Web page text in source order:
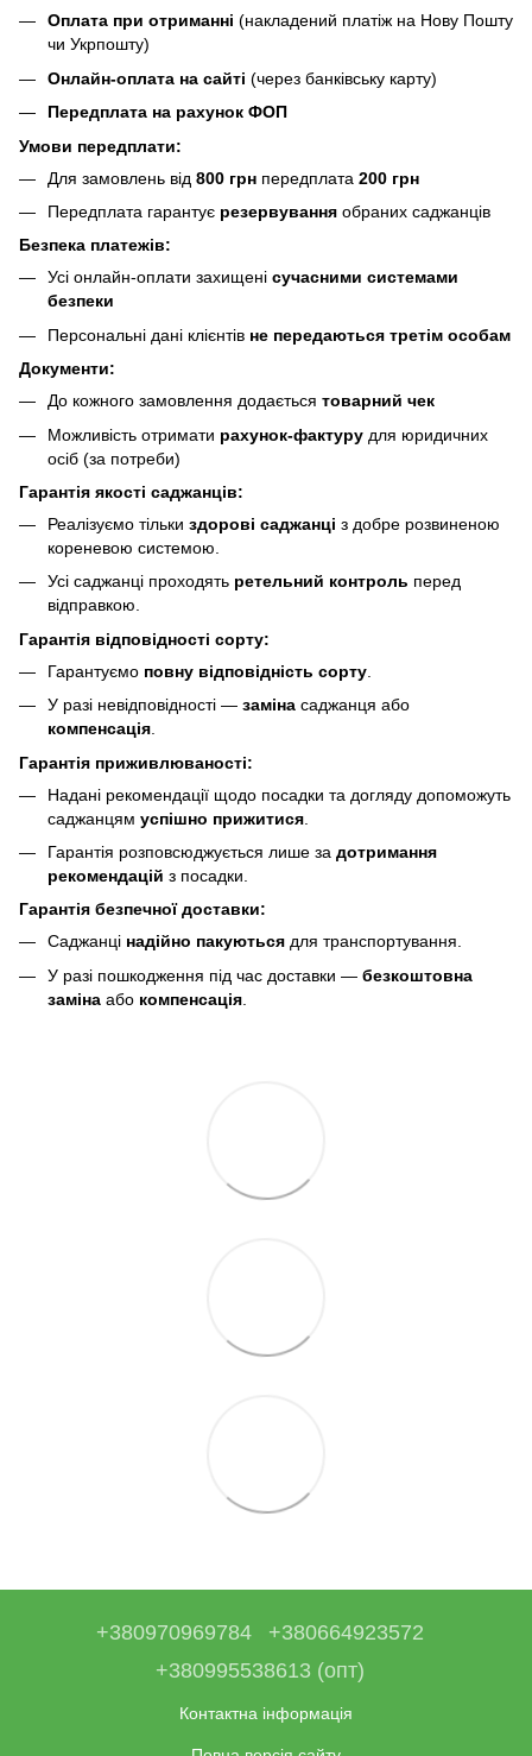
Оплата при отриманні (накладений платіж на Нову Пошту
чи Укрпошту)
Онлайн-оплата на сайті (через банківську карту)
Передплата на рахунок ФОП
Умови передплати:
Для замовлень від 800 грн передплата 200 грн
Передплата гарантує резервування обраних саджанців
Безпека платежів:
Усі онлайн-оплати захищені сучасними системами
безпеки
Персональні дані клієнтів не передаються третім особам
Документи:
До кожного замовлення додається товарний чек
Можливість отримати рахунок-фактуру для юридичних
осіб (за потреби)
Гарантія якості саджанців:
Реалізуємо тільки здорові саджанці з добре розвиненою
кореневою системою.
Усі саджанці проходять ретельний контроль перед
відправкою.
Гарантія відповідності сорту:
Гарантуємо повну відповідність сорту
У разі невідповідності — заміна саджанця або
компенсація
Гарантія приживлюваності:
Надані рекомендації щодо посадки та догляду допоможуть
саджанцям успішно прижитися
Гарантія розповсюджується лише за дотримання
рекомендацій з посадки.
Гарантія безпечної доставки:
Саджанці надійно пакуються для транспортування.
У разі пошкодження під час доставки — безкоштовна
заміна або компенсація
+380970969784
+380664923572
+380995538613 (опт)
Контактна інформація